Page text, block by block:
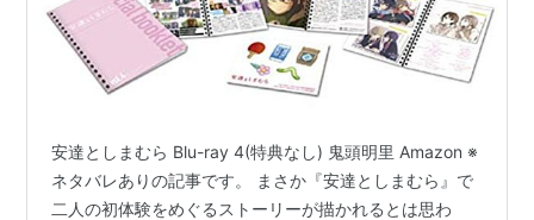
安達としまむら Blu-ray 4(特典なし) 鬼頭明里 Amazon ※
ネタバレありの記事です。 まさか『安達としまむら』で
二人の初体験をめぐるストーリーが描かれるとは思わ